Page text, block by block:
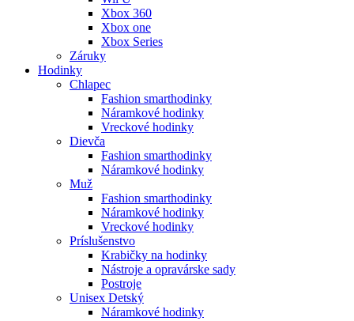
Xbox 360
Xbox one
Xbox Series
Záruky
Hodinky
Chlapec
Fashion smarthodinky
Náramkové hodinky
Vreckové hodinky
Dievča
Fashion smarthodinky
Náramkové hodinky
Muž
Fashion smarthodinky
Náramkové hodinky
Vreckové hodinky
Príslušenstvo
Krabičky na hodinky
Nástroje a opravárske sady
Postroje
Unisex Detský
Náramkové hodinky